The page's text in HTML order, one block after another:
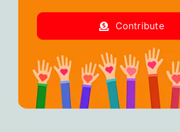
Contribute